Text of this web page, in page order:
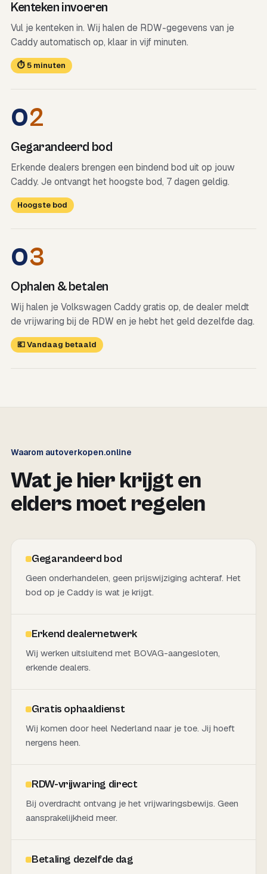
Kenteken invoeren
Vul je kenteken in. Wij halen de RDW-gegevens van je
Caddy automatisch op, klaar in vijf minuten.
⏱ 5 minuten
02
Gegarandeerd bod
Erkende dealers brengen een bindend bod uit op jouw
Caddy. Je ontvangt het hoogste bod, 7 dagen geldig.
Hoogste bod
03
Ophalen & betalen
Wij halen je Volkswagen Caddy gratis op, de dealer meldt
de vrijwaring bij de RDW en je hebt het geld dezelfde dag.
💶 Vandaag betaald
Waarom autoverkopen.online
Wat je hier krijgt en
elders moet regelen
Gegarandeerd bod
Geen onderhandelen, geen prijswijziging achteraf. Het
bod op je Caddy is wat je krijgt.
Erkend dealernetwerk
Wij werken uitsluitend met BOVAG-aangesloten,
erkende dealers.
Gratis ophaaldienst
Wij komen door heel Nederland naar je toe. Jij hoeft
nergens heen.
RDW-vrijwaring direct
Bij overdracht ontvang je het vrijwaringsbewijs. Geen
aansprakelijkheid meer.
Betaling dezelfde dag